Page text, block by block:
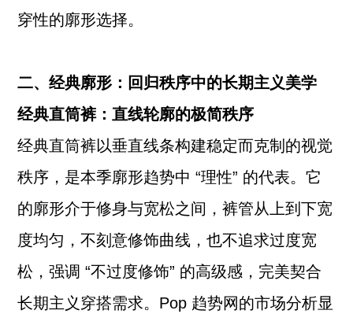
穿性的廓形选择。
二、经典廓形：回归秩序中的长期主义美学
经典直筒裤：直线轮廓的极简秩序
经典直筒裤以垂直线条构建稳定而克制的视觉
秩序，是本季廓形趋势中 “理性” 的代表。它
的廓形介于修身与宽松之间，裤管从上到下宽
度均匀，不刻意修饰曲线，也不追求过度宽
松，强调 “不过度修饰” 的高级感，完美契合
长期主义穿搭需求。Pop 趋势网的市场分析显